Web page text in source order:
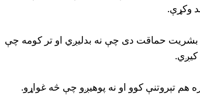
وکړې.
بشریت حماقت دی چې نه بدلیږي او تر کومه چې
کیږي.